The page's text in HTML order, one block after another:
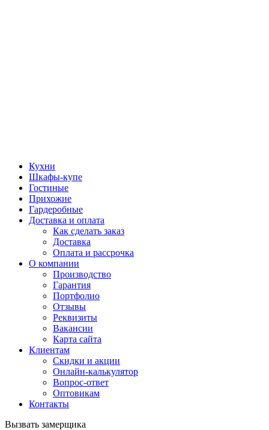
Кухни
Шкафы-купе
Гостиные
Прихожие
Гардеробные
Доставка и оплата
Как сделать заказ
Доставка
Оплата и рассрочка
О компании
Производство
Гарантия
Портфолио
Отзывы
Реквизиты
Вакансии
Карта сайта
Клиентам
Скидки и акции
Онлайн-калькулятор
Вопрос-ответ
Оптовикам
Контакты
Вызвать замерщика